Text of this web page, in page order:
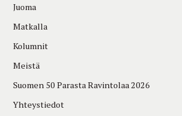
Juoma
Matkalla
Kolumnit
Meistä
Suomen 50 Parasta Ravintolaa 2026
Yhteystiedot